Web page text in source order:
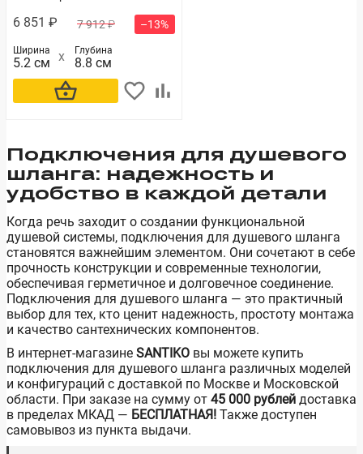
6 851 ₽ 7 912 ₽ –13%
Ширина
5.2 см
Глубина
8.8 см
В корзину
Подключения для душевого
шланга: надежность и
удобство в каждой детали
Когда речь заходит о создании функциональной
душевой системы, подключения для душевого шланга
становятся важнейшим элементом. Они сочетают в себе
прочность конструкции и современные технологии,
обеспечивая герметичное и долговечное соединение.
Подключения для душевого шланга — это практичный
выбор для тех, кто ценит надежность, простоту монтажа
и качество сантехнических компонентов.
В интернет-магазине SANTIKO вы можете купить
подключения для душевого шланга различных моделей
и конфигураций с доставкой по Москве и Московской
области. При заказе на сумму от 45 000 рублей доставка
в пределах МКАД — БЕСПЛАТНАЯ! Также доступен
самовывоз из пункта выдачи.